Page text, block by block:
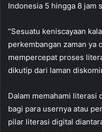
Indonesia 5 hingga 8 jam
“Sesuatu keniscayaan
perkembangan zaman ya
mempercepat proses
dikutip dari laman
Dalam memahami literasi
bagi para usernya atau
pilar literasi digital